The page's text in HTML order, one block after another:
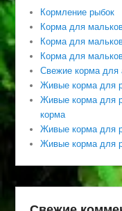
Кормление рыбок
Корма для
Корма для
Корма для
Свежие корма для
Живые корма для
Живые корма для
корма
Живые корма для
Живые корма для